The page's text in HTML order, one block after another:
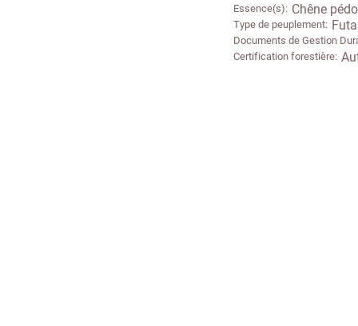
Essence(s) Chêne
Type de peuplement
Documents de Gestion
Certification forestière